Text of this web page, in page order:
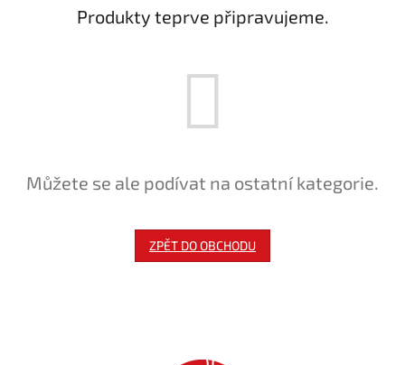
Produkty teprve připravujeme.
Můžete se ale podívat na ostatní kategorie.
ZPĚT DO OBCHODU